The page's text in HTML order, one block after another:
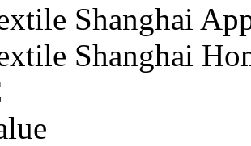
Shanghai
Shanghai